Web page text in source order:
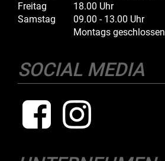
Freitag
18.00 Uhr
Samstag
09.00 - 13.00 Uhr
Montags geschlossen
SOCIAL MEDIA